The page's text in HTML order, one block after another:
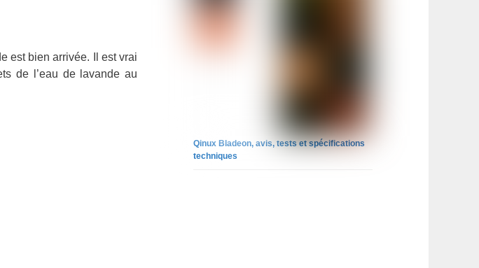
est bien arrivée. Il est vrai
de l’eau de lavande au
Qinux Bladeon, avis, tests et spécifications
techniques